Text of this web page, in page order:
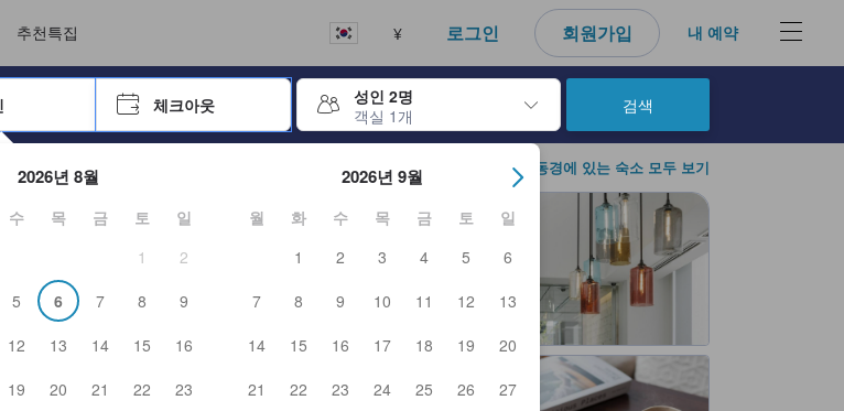
추천특집 ¥ 로그인 회원가입 내 예약
엔터키를 눌러 선택하세요.
체크아웃
성인 2명
객실 1개
린더를 여세요. 방향키를 사용해 체크인 및 체크아웃 날짜를 탐색할 수 있습니다. 엔터 키를 사용해 특정 날짜를 선택
2026년 8월
수 목 금 토
일
1
2
5 6 7 8
9
12 13 14 15
16
19 20 21 22
23
2026년 9월
월 화 수 목 금 토
일
1
2 3 4 5
6
7
8 9 10 11 12
13
14
15 16 17 18 19
20
21
22 23 24 25 26
27
검색
도쿄 / 동경에 있는 숙소 모두 보기
를 완료한 실제 숙소 이용객들에 의해 작성되었습니다. 신뢰할 수 있고 정확하며 솔직한 정보로 고객님이 더 나은 선택